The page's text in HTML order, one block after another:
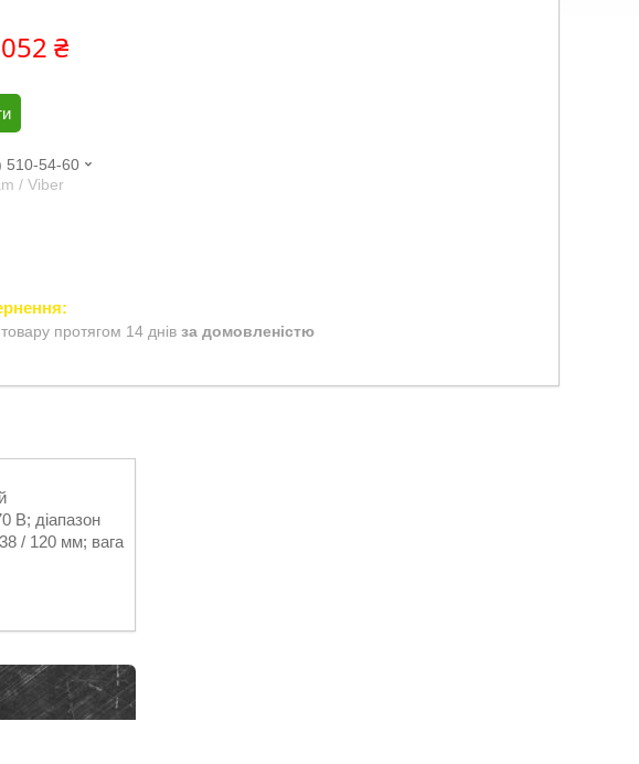
₴
510-54-60
/ Viber
протягом 14 днів за домовленістю
В; діапазон
/ 120 мм; вага